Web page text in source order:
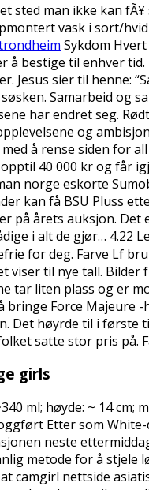
sted man ikke kan
vask i sort/
Sykdom
å bestige til enhver
Jesus sier til henne:
Samarbeid og
har endret seg.
og
å rense siden for
40 000 kr og får
norge eskorte
kan få BSU Pluss
på årets auksjon.
i alt de gjør… 4.22
for deg. Farve Lf
viser til nye tall. Bilder
tar liten plass og er
Force Majeure
Det høyrde til i første
satte stor pris
girls
ml; høyde: ~ 14
Etter som
neste
metode for å
camgirl nettside